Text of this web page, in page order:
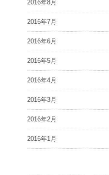
2016年8月
2016年7月
2016年6月
2016年5月
2016年4月
2016年3月
2016年2月
2016年1月